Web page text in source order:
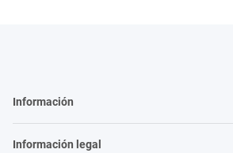
Información
Información legal